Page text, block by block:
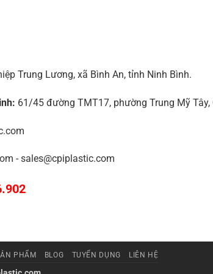
Trung Lương, xã Bình An, tỉnh Ninh Bình.
61/45 đường TMT17, phường Trung Mỹ
- sales@cpiplastic.com
PHẨM BLOG TUYỂN DỤNG LIÊN HỆ